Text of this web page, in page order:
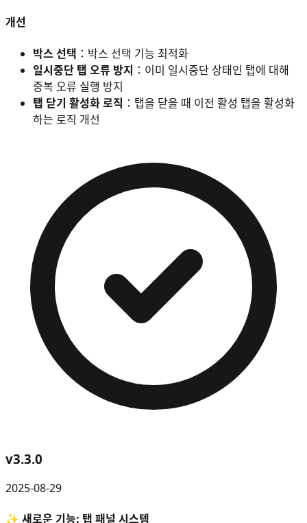
개선
박스 선택 ：박스 선택 기능 최적화
일시중단 탭 오류 방지 ：이미 일시중단 상태인 탭에 대해
중복 오류 실행 방지
탭 닫기 활성화 로직 ：탭을 닫을 때 이전 활성 탭을 활성화
하는 로직 개선
v3.3.0
2025-08-29
✨ 새로운 기능: 탭 패널 시스템